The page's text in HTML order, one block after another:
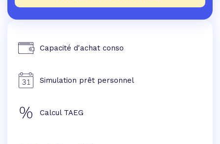
Capacité d'achat conso
Simulation prêt personnel
Calcul TAEG